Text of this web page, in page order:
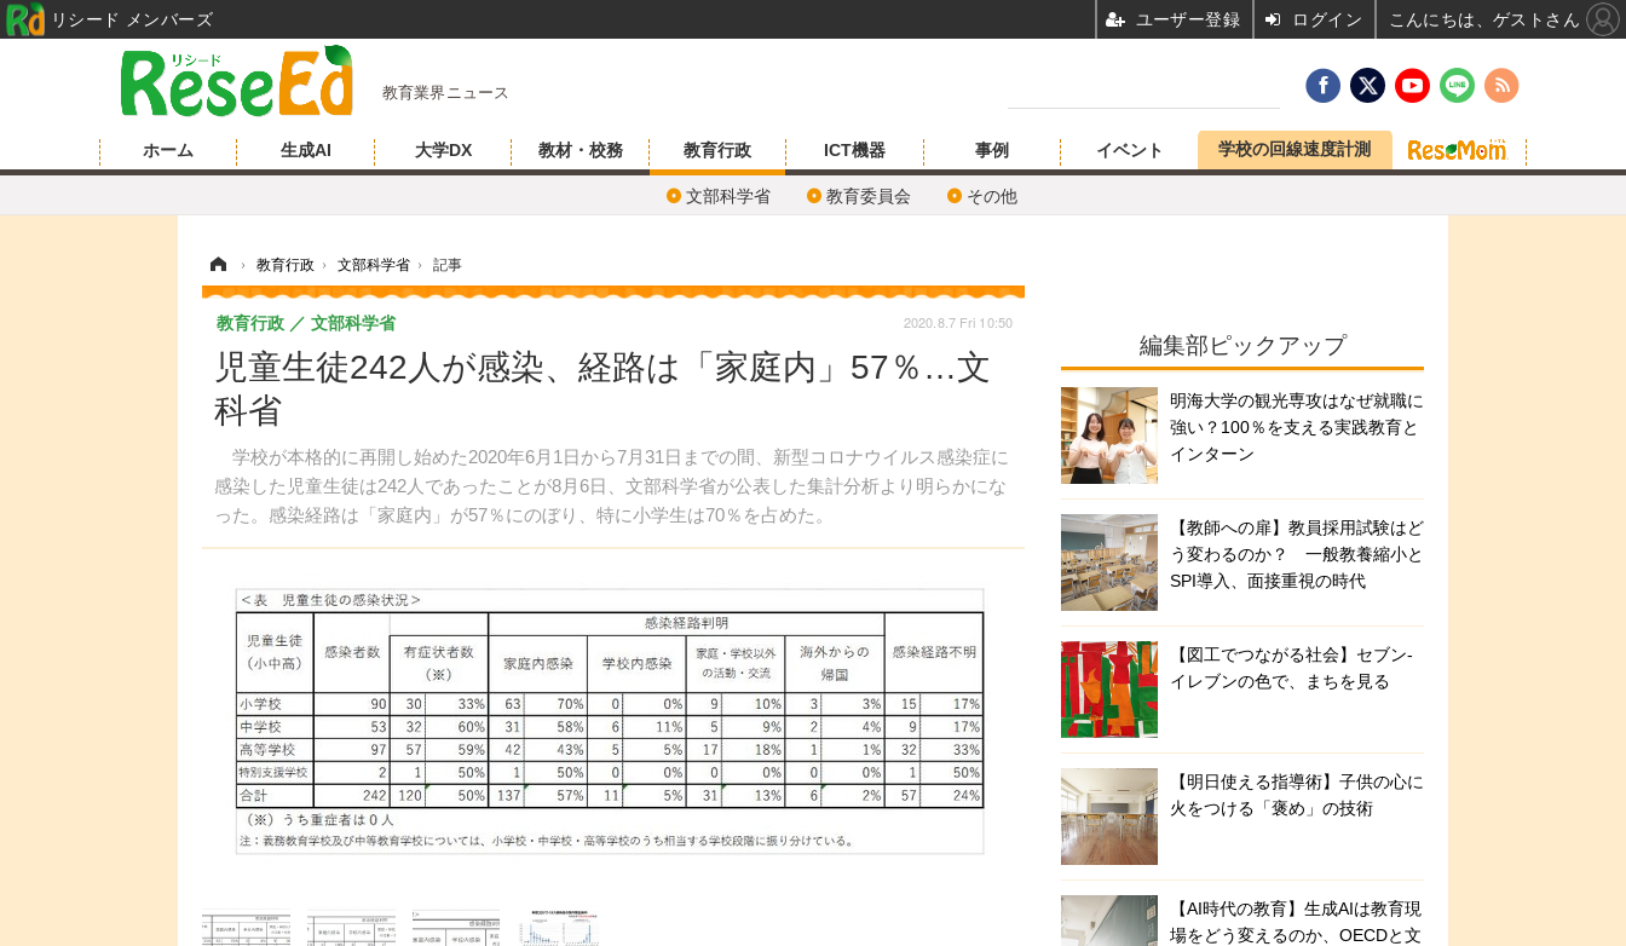
教育業界ニュース
ホーム 生成AI 大学DX 教材・校務 教育行政
文部科学省 教育委員会 その他
ICT機器 事例 イベント 学校の回線速度計測
› 教育行政 › 文部科学省 › 記事
児童生徒242人が感染、経路は「家庭内」57％…文
科省
学校が本格的に再開し始めた2020年6月1日から7月31日までの間、新型コロナウイルス感染症に
感染した児童生徒は242人であったことが8月6日、文部科学省が公表した集計分析より明らかにな
った。感染経路は「家庭内」が57％にのぼり、特に小学生は70％を占めた。
教育行政 文部科学省 2020.8.7 Fri 10:50
編集部ピックアップ
明海大学の観光専攻はなぜ就職に
強い？100％を支える実践教育と
インターン
【教師への扉】教員採用試験はど
う変わるのか？ 一般教養縮小と
SPI導入、面接重視の時代
【図工でつながる社会】セブン‐
イレブンの色で、まちを見る
【明日使える指導術】子供の心に
火をつける「褒め」の技術
【AI時代の教育】生成AIは教育現
場をどう変えるのか、OECDと文
リシード メンバーズ ユーザー登録 ログイン こんにちは、ゲストさん